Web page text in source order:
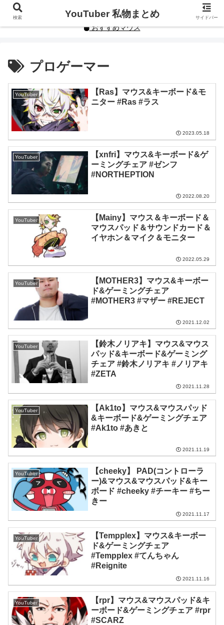
YouTuberや人気インフルエンサーの私物まとめです。
おすすめマウス
プロゲーマー
YouTuber
【Ras】マウス&キーボード&モ
ニター #Ras #ラス
2023.05.18
YouTuber
【xnfri】マウス&キーボード&ゲ
ーミングチェア #ゼンフ
#NORTHEPTION
2022.08.20
YouTuber
【Mainy】マウス＆キーボード＆
マウスパッド＆サウンドカード＆
イヤホン＆マイク＆モニター
2022.05.29
YouTuber
【MOTHER3】マウス&キーボー
ド&ゲーミングチェア
#MOTHER3 #マザー #REJECT
2021.12.02
YouTuber
【鈴木ノリアキ】マウス&マウス
パッド&キーボード&ゲーミング
チェア #鈴木ノリアキ #ノリアキ
#ZETA
2021.11.28
YouTuber
【Ak1to】マウス&マウスパッド
&キーボード&ゲーミングチェア
#Ak1to #あきと
2021.11.19
YouTuber
【cheeky】 PAD(コントローラ
ー)&マウス&マウスパッド&キー
ボード #cheeky #チーキー #ちー
きー
2021.11.17
YouTuber
【Tempplex】マウス&キーボー
ド&ゲーミングチェア
#Tempplex #てんちゃん
#Reignite
2021.11.16
YouTuber
【rpr】マウス&マウスパッド&キ
ーボード&ゲーミングチェア #rpr
#SCARZ
検索 YouTuber 私物まとめ サイドバー